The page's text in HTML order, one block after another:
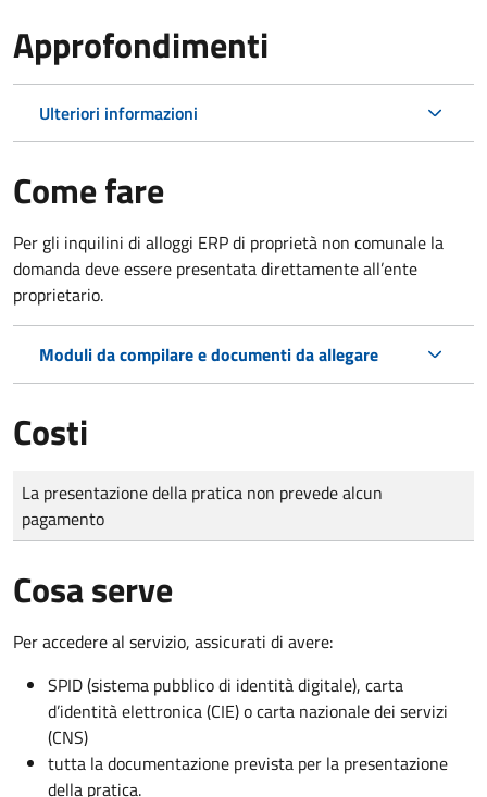
Approfondimenti
Ulteriori informazioni
Come fare
Per gli inquilini di alloggi ERP di proprietà non comunale la
domanda deve essere presentata direttamente all’ente
proprietario.
Moduli da compilare e documenti da allegare
Costi
Tipo di pagamento
Importo
La presentazione della pratica non prevede alcun
pagamento
Cosa serve
Per accedere al servizio, assicurati di avere:
SPID (sistema pubblico di identità digitale), carta
d’identità elettronica (CIE) o carta nazionale dei servizi
(CNS)
tutta la documentazione prevista per la presentazione
della pratica.